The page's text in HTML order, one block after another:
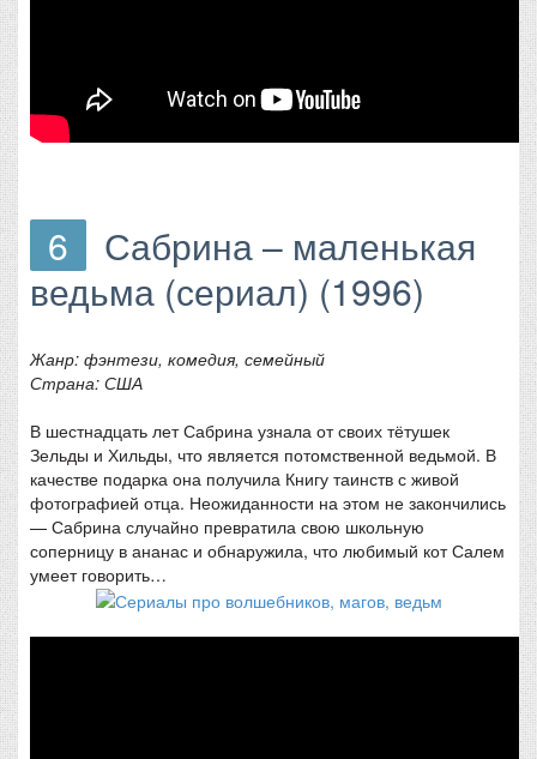
6
Сабрина – маленькая
ведьма (сериал) (1996)
Жанр: фэнтези, комедия, семейный
Страна: США
В шестнадцать лет Сабрина узнала от своих тётушек
Зельды и Хильды, что является потомственной ведьмой. В
качестве подарка она получила Книгу таинств с живой
фотографией отца. Неожиданности на этом не закончились
— Сабрина случайно превратила свою школьную
соперницу в ананас и обнаружила, что любимый кот Салем
умеет говорить…